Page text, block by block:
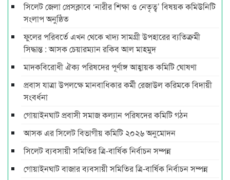
সিলেট জেলা প্রেসক্লাবে ‘নারীর শিক্ষা ও নেতৃত্ব’ বিষয়ক কমিউনিটি
সংলাপ অনুষ্ঠিত
ফুলের পরিবর্তে এখন থেকে খাদ্য সামগ্রী উপহারের ব্যতিক্রমী
সিদ্ধান্ত : আসক চেয়ারম্যান রকিব আল মাহমুদ
মাদকবিরোধী ঐক্য পরিষদের পূর্ণাঙ্গ আহ্বায়ক কমিটি ঘোষণা
প্রবাস যাত্রা উপলক্ষে মানবাধিকার কর্মী রেজাউল করিমকে বিদায়ী
সংবর্ধনা
গোয়াইনঘাট প্রবাসী সমাজ কল্যান পরিষদের কমিটি গঠন
আসক এর সিলেট বিভাগীয় কমিটি ২০২৬ অনুমোদন
সিলেট ব্যবসায়ী সমিতির ত্রি-বার্ষিক নির্বাচন সম্পন্ন
গোয়াইনঘাট বাজার ব্যবসায়ী সমিতির ত্রি-বার্ষিক নির্বাচন সম্পন্ন